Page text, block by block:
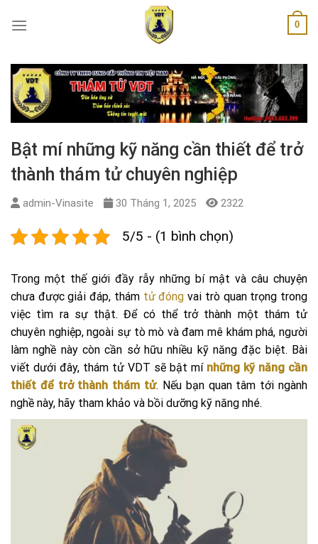
0
Bật mí những kỹ năng cần thiết để trở
thành thám tử chuyên nghiệp
admin-Vinasite 30 Tháng 1, 2025 2322
5/5 - (1 bình chọn)
Trong một thế giới đầy rẫy những bí mật và câu chuyện
chưa được giải đáp, thám tử đóng vai trò quan trọng trong
việc tìm ra sự thật. Để có thể trở thành một thám tử
chuyên nghiệp, ngoài sự tò mò và đam mê khám phá, người
làm nghề này còn cần sở hữu nhiều kỹ năng đặc biệt. Bài
viết dưới đây, thám tử VDT sẽ bật mí những kỹ năng cần
thiết để trở thành thám tử. Nếu bạn quan tâm tới ngành
nghề này, hãy tham khảo và bồi dưỡng kỹ năng nhé.